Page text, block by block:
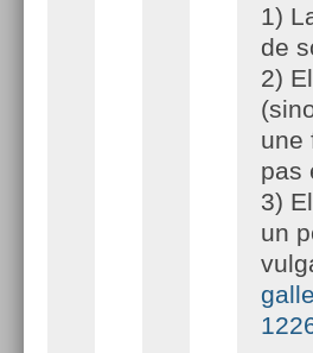
1)
de
2)
une
pas
3)
un